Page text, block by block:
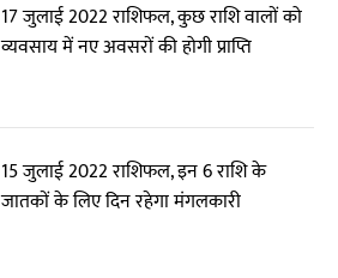
17 जुलाई 2022 राशिफल, कुछ राशि वालों को
व्यवसाय में नए अवसरों की होगी प्राप्ति
15 जुलाई 2022 राशिफल, इन 6 राशि के
जातकों के लिए दिन रहेगा मंगलकारी